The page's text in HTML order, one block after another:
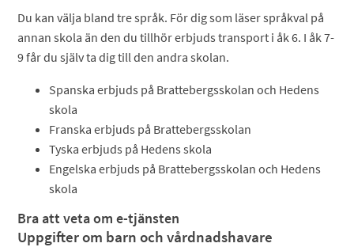
Du kan välja bland tre språk. För dig som läser språkval på
annan skola än den du tillhör erbjuds transport i åk 6. I åk 7-
9 får du själv ta dig till den andra skolan.
Spanska erbjuds på Brattebergsskolan och Hedens
skola
Franska erbjuds på Brattebergsskolan
Tyska erbjuds på Hedens skola
Engelska erbjuds på Brattebergsskolan och Hedens
skola
Bra att veta om e-tjänsten
Uppgifter om barn och vårdnadshavare